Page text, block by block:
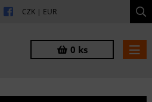
CZK | EUR
0 ks